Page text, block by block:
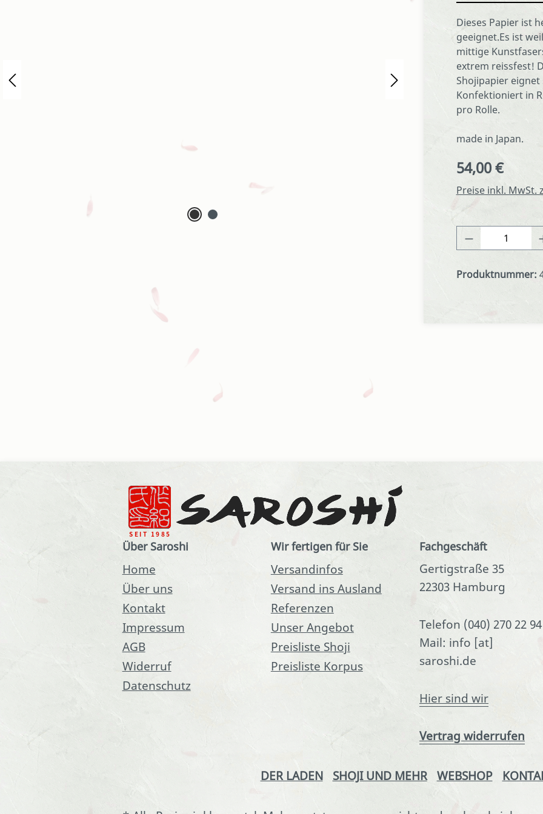
Dieses Papier ist
geeignet.Es ist
mittige
extrem reissfest!
Shojipapier
Konfektioniert in
pro Rolle.
made in Japan.
Regulärer Preis:
54,00 €
Preise inkl. MwSt.
Produkt
Produktnummer:
Über Saroshi
Home
Über uns
Kontakt
Impressum
AGB
Widerruf
Datenschutz
Wir fertigen für Sie
Versandinfos
Versand ins Ausland
Referenzen
Unser Angebot
Preisliste Shoji
Preisliste Korpus
Fachgeschäft
Gertigstraße 35
22303 Hamburg
Telefon (040) 270 22 94
Mail: info [at]
saroshi.de
Hier sind wir
Vertrag widerrufen
DER LADEN SHOJI UND MEHR WEBSHOP